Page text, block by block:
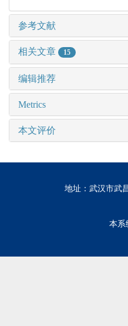
参考文献
相关文章 15
编辑推荐
Metrics
本文评价
地址：武汉市武
本系